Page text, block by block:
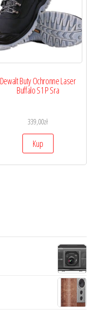
Dewalt Buty Ochronne Laser
Buffalo S1 P Sra
339,00zł
Kup